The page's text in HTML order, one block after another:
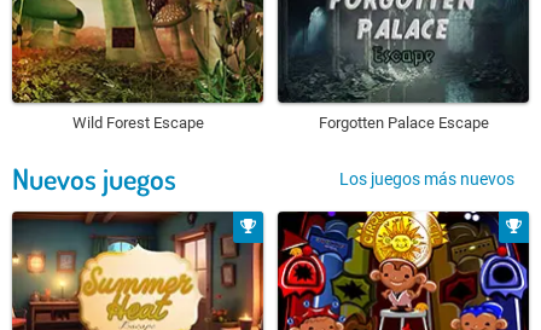
Wild Forest Escape Forgotten Palace Escape
Nuevos juegos Los juegos más nuevos